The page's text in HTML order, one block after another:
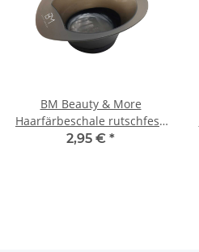
BM Beauty & More
Haarfärbeschale rutschfest,
mit ml- und oz-Skala
2,95 € *